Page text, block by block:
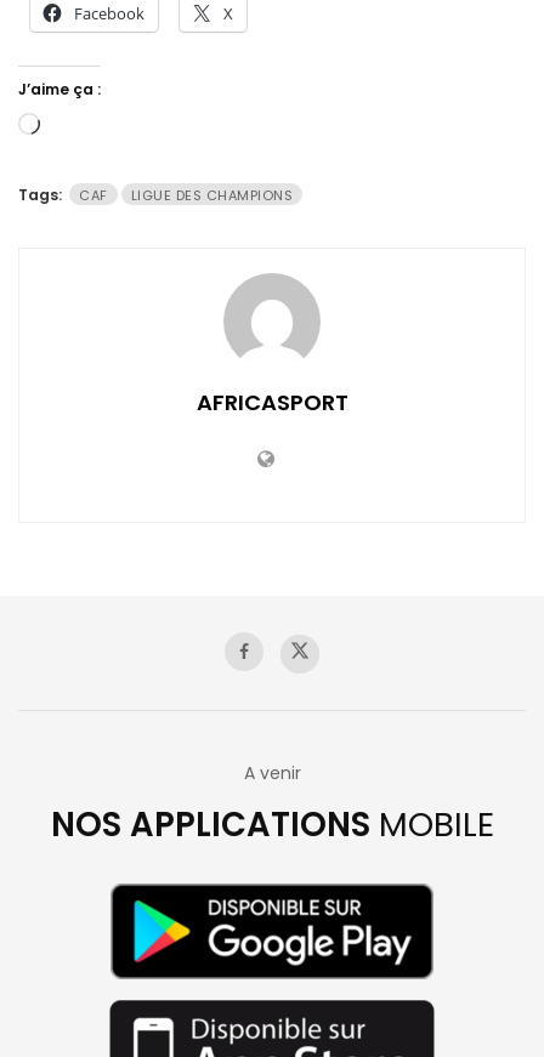
Facebook X
J’aime ça :
Chargement…
Tags: CAF LIGUE DES CHAMPIONS
AFRICASPORT
A venir
NOS APPLICATIONS MOBILE